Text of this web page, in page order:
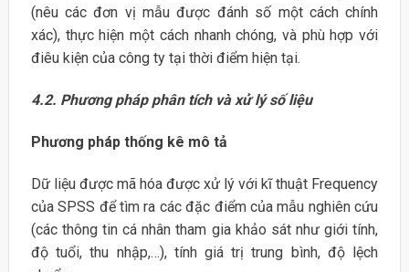
(nêu các đơn vị mẫu được đánh số một cách chính
xác), thực hiện một cách nhanh chóng, và phù hợp với
điêu kiện của công ty tại thời điểm hiện tại.
4.2. Phương pháp phân tích và xử lý số liệu
Phương pháp thống kê mô tả
Dữ liệu được mã hóa được xử lý với kĩ thuật Frequency
của SPSS để tìm ra các đặc điểm của mẫu nghiên cứu
(các thông tin cá nhân tham gia khảo sát như giới tính,
độ tuổi, thu nhập,…), tính giá trị trung bình, độ lệch